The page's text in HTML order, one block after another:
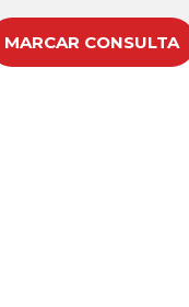
MARCAR CONSULTA